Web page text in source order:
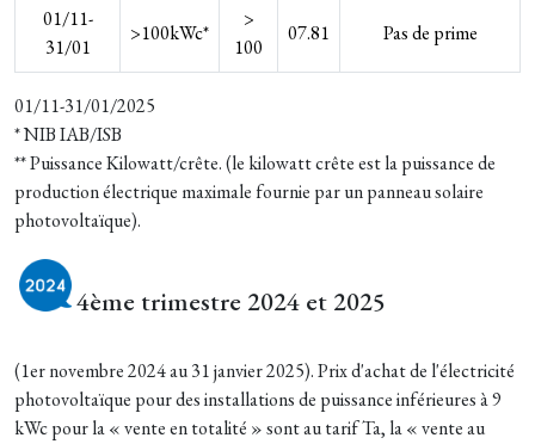
01/11-
31/01
>100kWc*
>
100
07.81 Pas de prime
01/11-31/01/2025
* NIB IAB/ISB
** Puissance Kilowatt/crête. (le kilowatt crête est la puissance de
production électrique maximale fournie par unpanneau solaire
photovoltaïque).
4ème trimestre 2024 et 2025
(1er novembre 2024 au 31 janvier 2025). Prix d'achat de l'électricité
photovoltaïque pour des installations de puissance inférieures à 9
kWc pour la « vente en totalité » sont au tarif Ta, la « vente au